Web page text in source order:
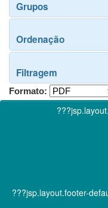
Grupos
Ordenação
Filtragem
Formato:
???jsp.layout.footer-